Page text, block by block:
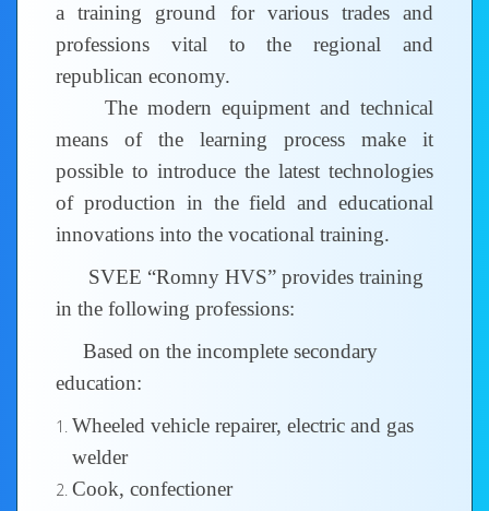
a training ground for various trades and
professions vital to the regional and
republican economy.
The modern equipment and technical
means of the learning process make it
possible to introduce the latest technologies
of production in the field and educational
innovations into the vocational training.
SVEE “Romny HVS” provides training
in the following professions:
Based on the incomplete secondary
education:
Wheeled vehicle repairer, electric and gas
welder
Cook, confectioner